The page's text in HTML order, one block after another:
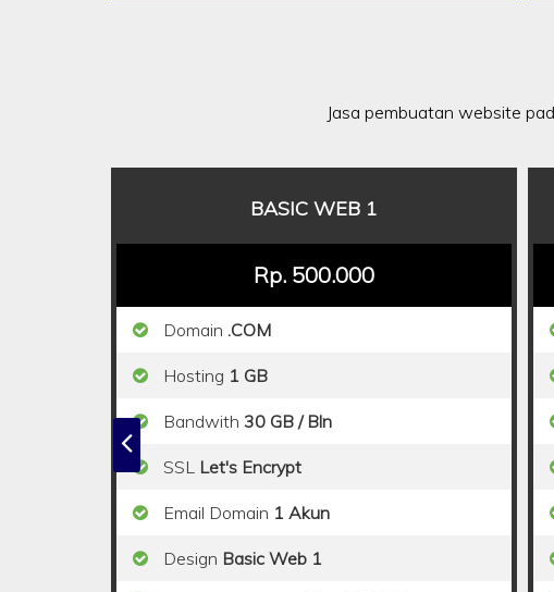
Jasa pembuatan website
BASIC WEB 1
Rp. 500.000
Domain .COM
Hosting 1 GB
Bandwith 30 GB / Bln
SSL Let's Encrypt
Email Domain 1 Akun
Design Basic Web 1